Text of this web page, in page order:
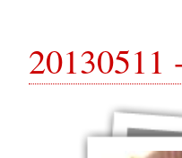
20130511